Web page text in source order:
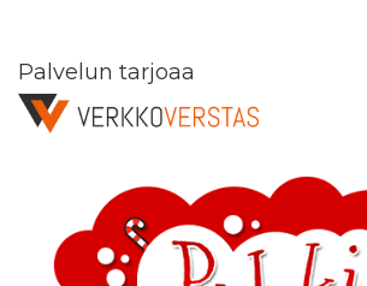
Palvelun tarjoaa